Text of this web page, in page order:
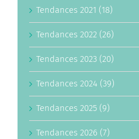
Tendances 2021 (18)
Tendances 2022 (26)
Tendances 2023 (20)
Tendances 2024 (39)
Tendances 2025 (9)
Tendances 2026 (7)